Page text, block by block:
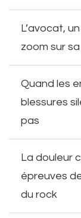
L’avocat,
zoom sur
Quand les
blessures
pas
La douleur
épreuves
du rock